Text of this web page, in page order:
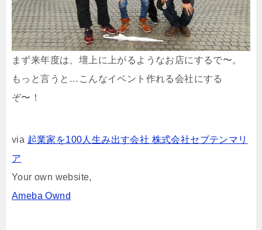
まず来年度は、壇上に上がるようなお店にするで〜。
もっと言うと…こんなイベント作れる会社にする
ぞ〜！
via 起業家を100人生み出す会社 株式会社セプテンマリ
ア
Your own website,
Ameba Ownd